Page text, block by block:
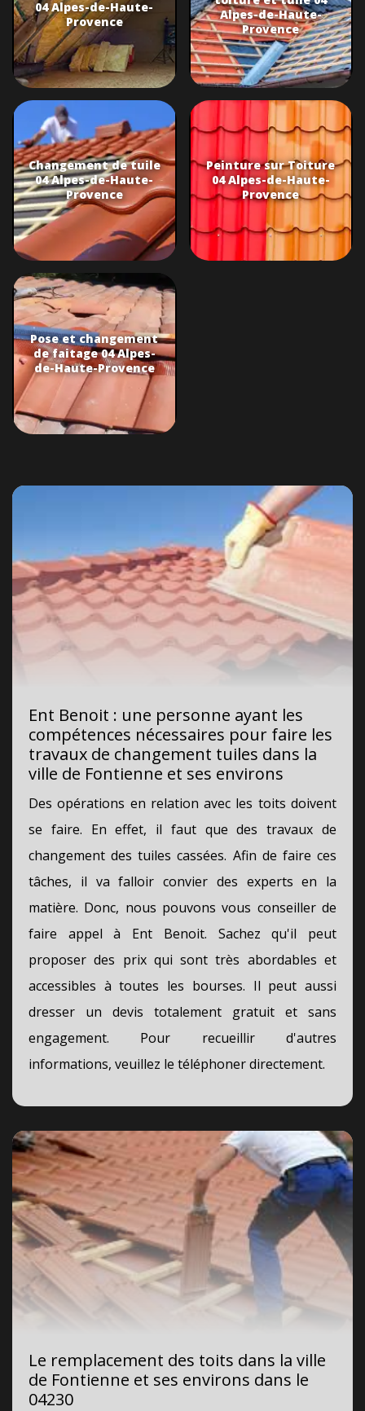
04 Alpes-de-Haute-
Provence
Alpes-de-Haute-
Provence
Changement de tuile
04 Alpes-de-Haute-
Provence
Peinture sur Toiture
04 Alpes-de-Haute-
Provence
Pose et changement
de faitage 04 Alpes-
de-Haute-Provence
Ent Benoit : une personne ayant les
compétences nécessaires pour faire les
travaux de changement tuiles dans la
ville de Fontienne et ses environs
Des opérations en relation avec les toits doivent
se faire. En effet, il faut que des travaux de
changement des tuiles cassées. Afin de faire ces
tâches, il va falloir convier des experts en la
matière. Donc, nous pouvons vous conseiller de
faire appel à Ent Benoit. Sachez qu'il peut
proposer des prix qui sont très abordables et
accessibles à toutes les bourses. Il peut aussi
dresser un devis totalement gratuit et sans
engagement. Pour recueillir d'autres
informations, veuillez le téléphoner directement.
Le remplacement des toits dans la ville
de Fontienne et ses environs dans le
04230